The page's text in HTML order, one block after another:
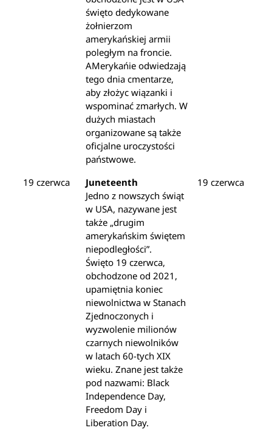
święto dedykowane
żołnierzom
amerykańskiej armii
poległym na froncie.
AMerykańie odwiedzają
tego dnia cmentarze,
aby złożyc wiązanki i
wspominać zmarłych. W
dużych miastach
organizowane są także
oficjalne uroczystości
państwowe.
19 czerwca
Juneteenth
Jedno z nowszych świąt
w USA, nazywane jest
także „drugim
amerykańskim świętem
niepodległości”.
Święto 19 czerwca,
obchodzone od 2021,
upamiętnia koniec
niewolnictwa w Stanach
Zjednoczonych i
wyzwolenie milionów
czarnych niewolników
w latach 60-tych XIX
wieku. Znane jest także
pod nazwami: Black
Independence Day,
Freedom Day i
Liberation Day.
19 czerwca